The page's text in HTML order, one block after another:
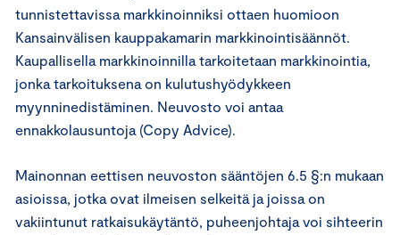
tunnistettavissa markkinoinniksi ottaen huomioon
Kansainvälisen kauppakamarin markkinointisäännöt.
Kaupallisella markkinoinnilla tarkoitetaan markkinointia,
jonka tarkoituksena on kulutushyödykkeen
myynninedistäminen. Neuvosto voi antaa
ennakkolausuntoja (Copy Advice).
Mainonnan eettisen neuvoston sääntöjen 6.5 §:n mukaan
asioissa, jotka ovat ilmeisen selkeitä ja joissa on
vakiintunut ratkaisukäytäntö, puheenjohtaja voi sihteerin